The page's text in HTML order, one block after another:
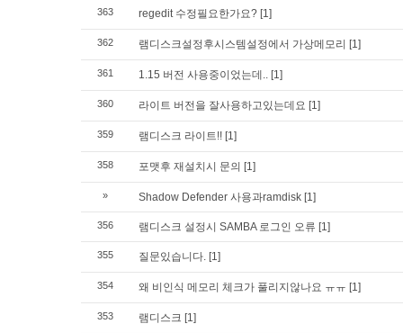
363 regedit 수정필요한가요? [1]
362 램디스크설정후시스템설정에서 가상메모리 [1]
361 1.15 버전 사용중이었는데.. [1]
360 라이트 버전을 잘사용하고있는데요 [1]
359 램디스크 라이트!! [1]
358 포맷후 재설치시 문의 [1]
» Shadow Defender 사용과ramdisk [1]
356 램디스크 설정시 SAMBA 로그인 오류 [1]
355 질문있습니다. [1]
354 왜 비인식 메모리 체크가 풀리지않나요 ㅠㅠ [1]
353 램디스크 [1]